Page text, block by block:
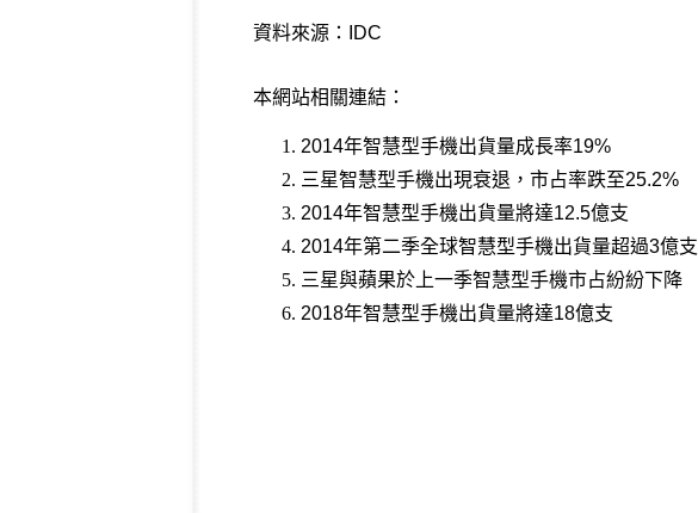
資料來源： IDC
本網站相關連結：
2014年智慧型手機出貨量成長率19%
三星智慧型手機出現衰退，市占率跌至25.2%
2014年智慧型手機出貨量將達12.5億支
2014年第二季全球智慧型手機出貨量超過3億支
三星與蘋果於上一季智慧型手機市占紛紛下降
2018年智慧型手機出貨量將達18億支